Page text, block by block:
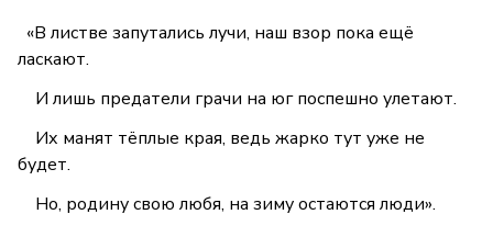
«В листве запутались лучи, наш взор пока ещё
ласкают.
И лишь предатели грачи на юг поспешно улетают.
Их манят тёплые края, ведь жарко тут уже не
будет.
Но, родину свою любя, на зиму остаются люди».